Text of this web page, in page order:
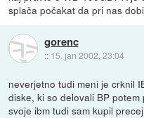
splača počakat da pri nas
gorenc
:: 15. jan 2002, 23:04
neverjetno tudi meni je crknil
diske, ki so delovali BP
svoje ibm tudi sam kupil